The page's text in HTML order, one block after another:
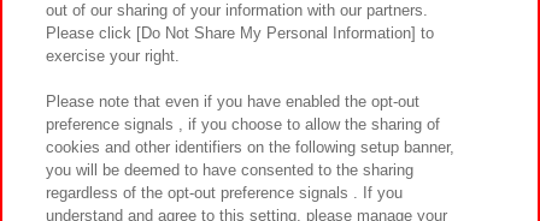
プライバシーポリシー ウェブアクセシビリティ方針と検証結果
お取引先さまとともに
カスタマーハラスメント対応方針 よくあるご質問・お問い合わせ
out of our sharing of your information with our partners.
Please click [Do Not Share My Personal Information] to
exercise your right.
Please note that even if you have enabled the opt-out
preference signals , if you choose to allow the sharing of
cookies and other identifiers on the following setup banner,
you will be deemed to have consented to the sharing
regardless of the opt-out preference signals . If you
understand and agree to this setting, please manage your